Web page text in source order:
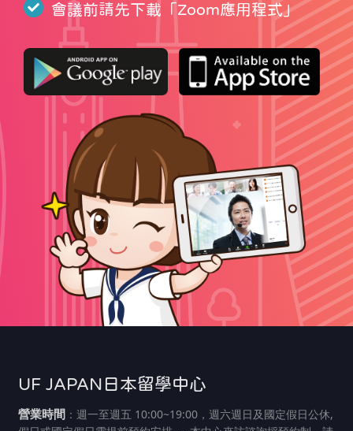
會議前請先下載「Zoom應用程式」
UF JAPAN日本留學中心
營業時間：週一至週五 10:00~19:00，週六週日及國定假日公休,